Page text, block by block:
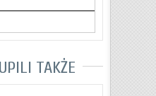
TAKŻE